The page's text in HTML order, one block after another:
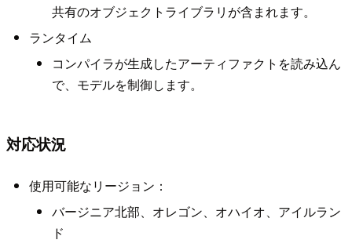
共有のオブジェクトライブラリが含まれます。
ランタイム
コンパイラが生成したアーティファクトを読み込ん
で、モデルを制御します。
対応状況
使用可能なリージョン：
バージニア北部、オレゴン、オハイオ、アイルラン
ド